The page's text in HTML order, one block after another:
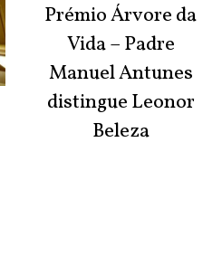
Prémio Árvore da
Vida – Padre
Manuel Antunes
distingue Leonor
Beleza